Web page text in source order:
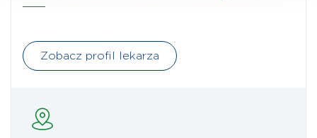
Zobacz profil lekarza